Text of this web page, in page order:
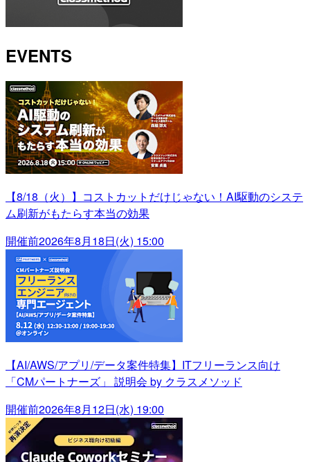
EVENTS
【8/18（火）】コストカットだけじゃない！AI駆動のシステ
ム刷新がもたらす本当の効果
開催前2026年8月18日(火) 15:00
【AI/AWS/アプリ/データ案件特集】ITフリーランス向け
「CMパートナーズ」 説明会 by クラスメソッド
開催前2026年8月12日(水) 19:00